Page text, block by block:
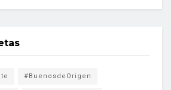
#BuenosdeOrigen